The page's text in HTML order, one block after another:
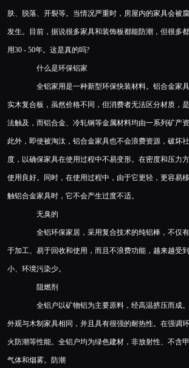
肤、脱落、开裂等。当情况严重时，房屋内的家具会被
发生。目前，据说很多家具和装饰板都能防潮，但很多
用30 - 50年。这是真的吗?
什么是环保铝家
全铝家用是一种新型环保快装材料。铝合金家具
实木复合板，虽然价格不同，但消费者无法区分材质，
法触及，而铝合金、冷轧钢等金属材料均由一系列矿产
此外，即使被淘汰，铝合金家具也不会浪费资源，破坏
度，以确保家具在使用过程中不易变形。在密度和压力
使用良好。同时，在使用过程中，由于它更轻，更容易
触铝合金家具时，它不会产生过度不适。
无臭的
全铝环保家居，采用复合技术的纯铝棒，不仅有
于加工、易于回收和使用，而且不浪费功能，越来越受
小、环境污染少。
阻燃剂
全铝户以矿物铝为主要原料，经高温挤压而成。
外观与木制家具相同，并且具有很强的耐热性。在强调
火防潮等性能。全铝户均为绿色建材，非放射性、不含
气体和烟雾。防潮